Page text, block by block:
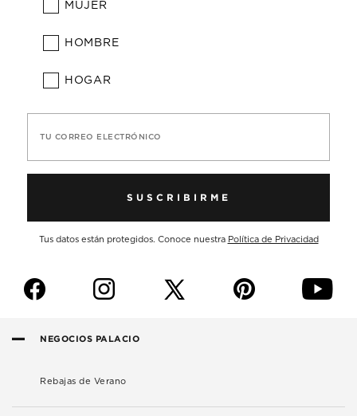
MUJER
HOMBRE
HOGAR
TU CORREO ELECTRÓNICO
SUSCRIBIRME
Tus datos están protegidos. Conoce nuestra Política de Privacidad
f i p y
NEGOCIOS PALACIO
Rebajas de Verano